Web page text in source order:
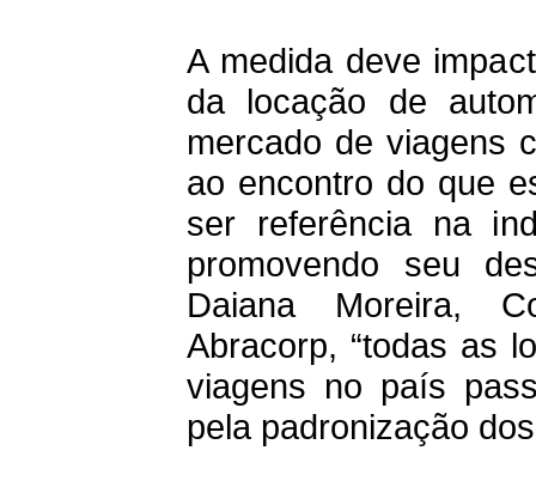
A medida deve
da locação de
mercado de viagens
ao encontro do que
ser referência na
promovendo seu
Daiana Moreira,
Abracorp, “todas as
viagens no país
pela padronização